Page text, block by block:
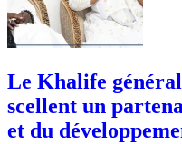
Le Khalife
scellent un
et du